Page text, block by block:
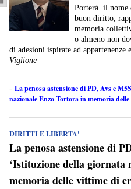
Porterà il nome
buon diritto,
memoria
o almeno non
di adesioni ispirate ad
Viglione
- La penosa astensione di PD, Avs e
nazionale Enzo Tortora in memoria
DIRITTI E LIBERTA'
La penosa astensione di
‘Istituzione della
memoria delle vittime di